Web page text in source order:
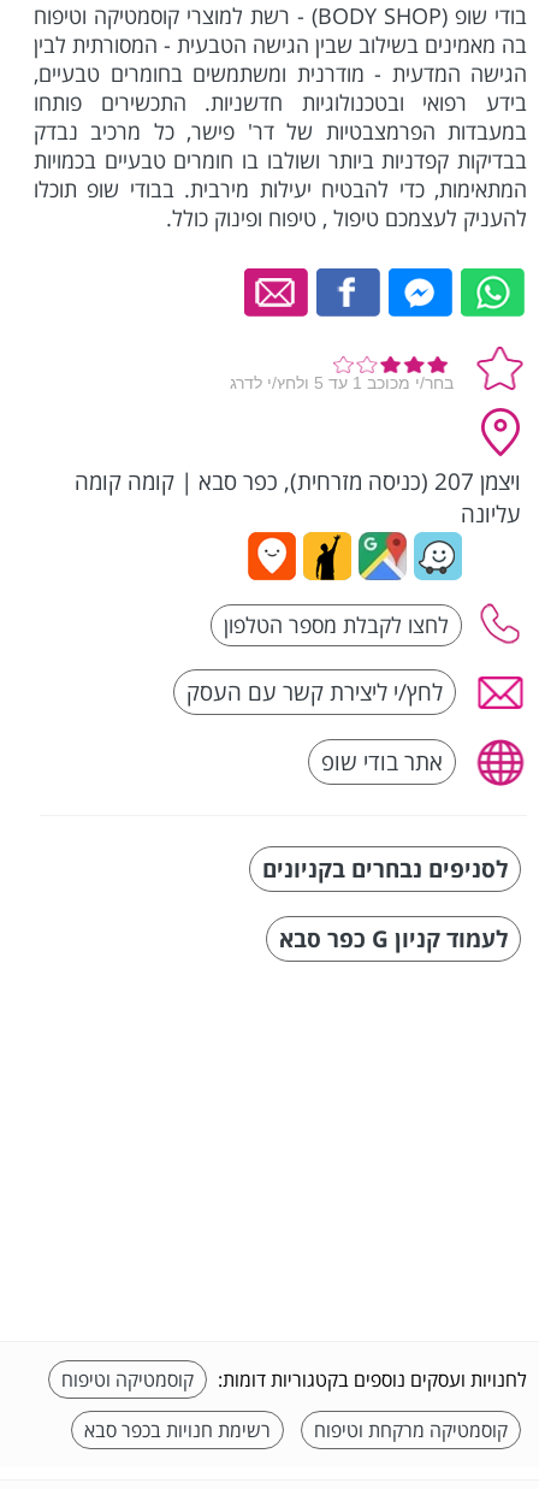
בודי שופ (BODY SHOP) - רשת למוצרי קוסמטיקה וטיפוח
בה מאמינים בשילוב שבין הגישה הטבעית - המסורתית לבין
הגישה המדעית - מודרנית ומשתמשים בחומרים טבעיים,
בידע רפואי ובטכנולוגיות חדשניות. התכשירים פותחו
במעבדות הפרמצבטיות של דר' פישר, כל מרכיב נבדק
בבדיקות קפדניות ביותר ושולבו בו חומרים טבעיים בכמויות
המתאימות, כדי להבטיח יעילות מירבית. בבודי שופ תוכלו
להעניק לעצמכם טיפול , טיפוח ופינוק כולל.
ויצמן 207 (כניסה מזרחית), כפר סבא | קומה קומה
עליונה
לחץ/י ליצירת קשר עם העסק
אתר בודי שופ
לסניפים נבחרים בקניונים
לעמוד קניון G כפר סבא
לחנויות ועסקים נוספים בקטגוריות דומות:
קוסמטיקה וטיפוח
קוסמטיקה מרקחת וטיפוח
רשימת חנויות בכפר סבא